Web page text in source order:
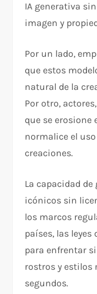
IA generativa
imagen y
Por un lado,
que estos
natural de la
Por otro,
que se erosione
normalice el
creaciones.
La capacidad
icónicos sin
los marcos
países, las
para enfrentar
rostros y estilos
segundos.